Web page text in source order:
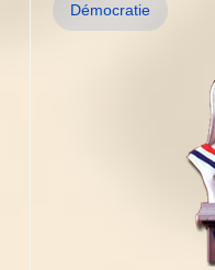
Démocratie